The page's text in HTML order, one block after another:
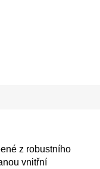
z robustního
vnitřní